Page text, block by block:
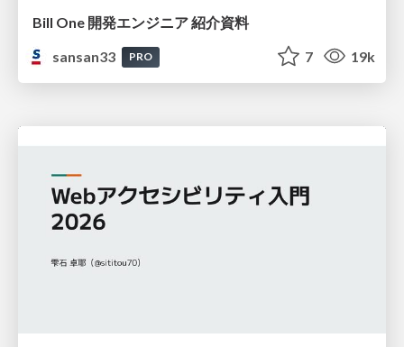
Bill One 開発エンジニア 紹介資料
sansan33
PRO 7 19k